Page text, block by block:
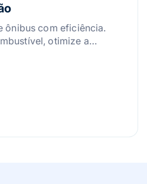
ônibus com eficiência.
otimize a